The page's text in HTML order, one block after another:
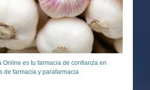
Online es tu farmacia de confianza en
de farmacia y parafarmacia